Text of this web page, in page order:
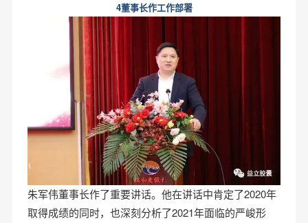
4董事长作工作部署
朱军伟董事长作了重要讲话。他在讲话中肯定了2020年
取得成绩的同时，也深刻分析了2021年面临的严峻形